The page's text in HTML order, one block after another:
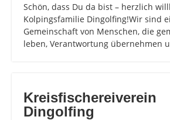
Schön, dass Du da bist – herzlich
Kolpingsfamilie Dingolfing!Wir sind
Gemeinschaft von Menschen, die
leben, Verantwortung übernehmen
Kreisfischereiverein
Dingolfing